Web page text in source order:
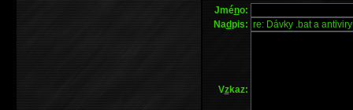
Jméno:
Nadpis:
Vzkaz: